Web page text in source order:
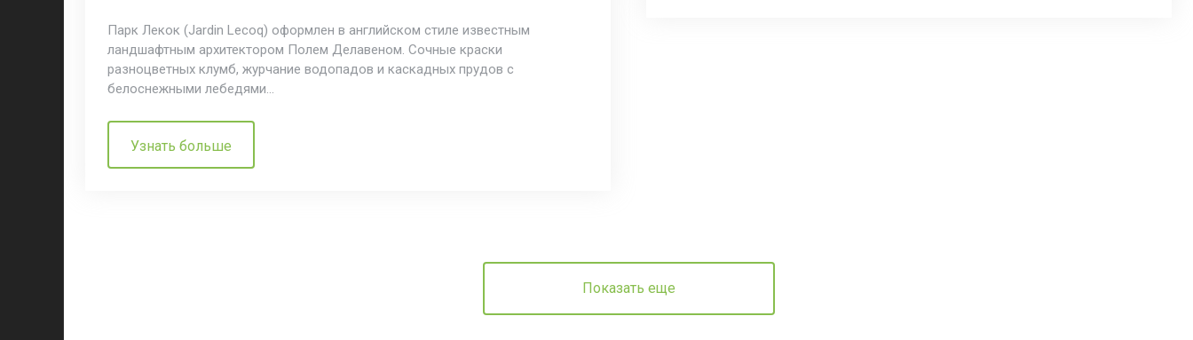
Парк Лекок (Jardin Lecoq) оформлен в английском стиле известным
ландшафтным архитектором Полем Делавеном. Сочные краски
разноцветных клумб, журчание водопадов и каскадных прудов с
белоснежными лебедями…
Узнать больше
Показать еще